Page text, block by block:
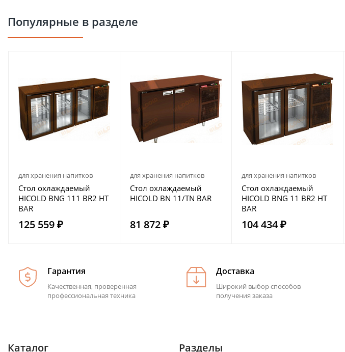
Популярные в разделе
для хранения напитков
Стол охлаждаемый
HICOLD BNG 111 BR2 HT
BAR
125 559 ₽
для хранения напитков
Стол охлаждаемый
HICOLD BN 11/TN BAR
81 872 ₽
для хранения напитков
Стол охлаждаемый
HICOLD BNG 11 BR2 HT
BAR
104 434 ₽
Гарантия
Качественная, проверенная
профессиональная техника
Доставка
Широкий выбор способов
получения заказа
Каталог Разделы